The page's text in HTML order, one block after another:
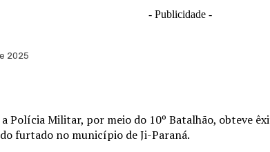
- Publicidade -
2025
Polícia Militar, por meio do 10º Batalhão, obteve
furtado no município de Ji-Paraná.